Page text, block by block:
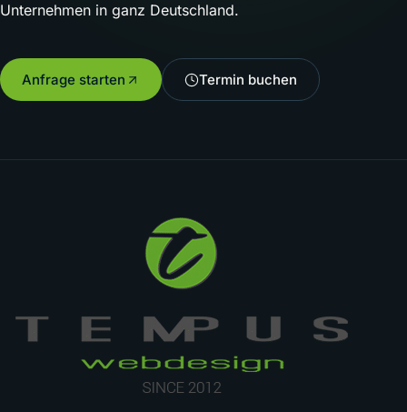
Unternehmen in ganz Deutschland.
Anfrage starten Termin buchen